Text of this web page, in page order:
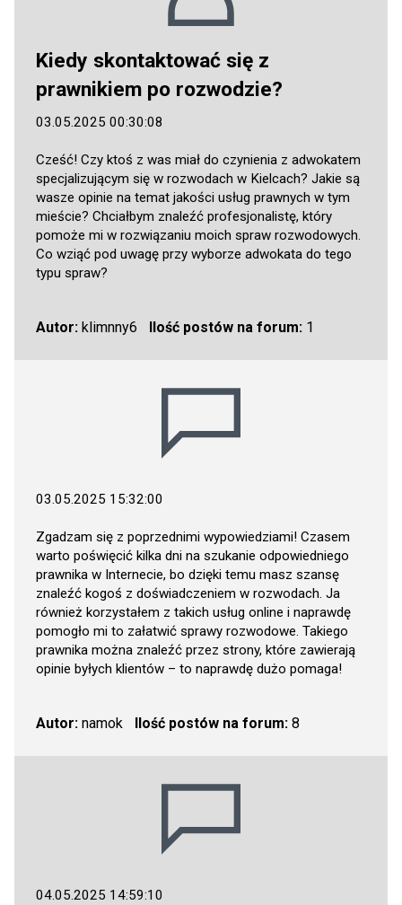
Kiedy skontaktować się z
prawnikiem po rozwodzie?
03.05.2025 00:30:08
Cześć! Czy ktoś z was miał do czynienia z adwokatem
specjalizującym się w rozwodach w Kielcach? Jakie są
wasze opinie na temat jakości usług prawnych w tym
mieście? Chciałbym znaleźć profesjonalistę, który
pomoże mi w rozwiązaniu moich spraw rozwodowych.
Co wziąć pod uwagę przy wyborze adwokata do tego
typu spraw?
Autor: klimnny6 Ilość postów na forum:1
03.05.2025 15:32:00
Zgadzam się z poprzednimi wypowiedziami! Czasem
warto poświęcić kilka dni na szukanie odpowiedniego
prawnika w Internecie, bo dzięki temu masz szansę
znaleźć kogoś z doświadczeniem w rozwodach. Ja
również korzystałem z takich usług online i naprawdę
pomogło mi to załatwić sprawy rozwodowe. Takiego
prawnika można znaleźć przez strony, które zawierają
opinie byłych klientów – to naprawdę dużo pomaga!
Autor: namok Ilość postów na forum:8
04.05.2025 14:59:10